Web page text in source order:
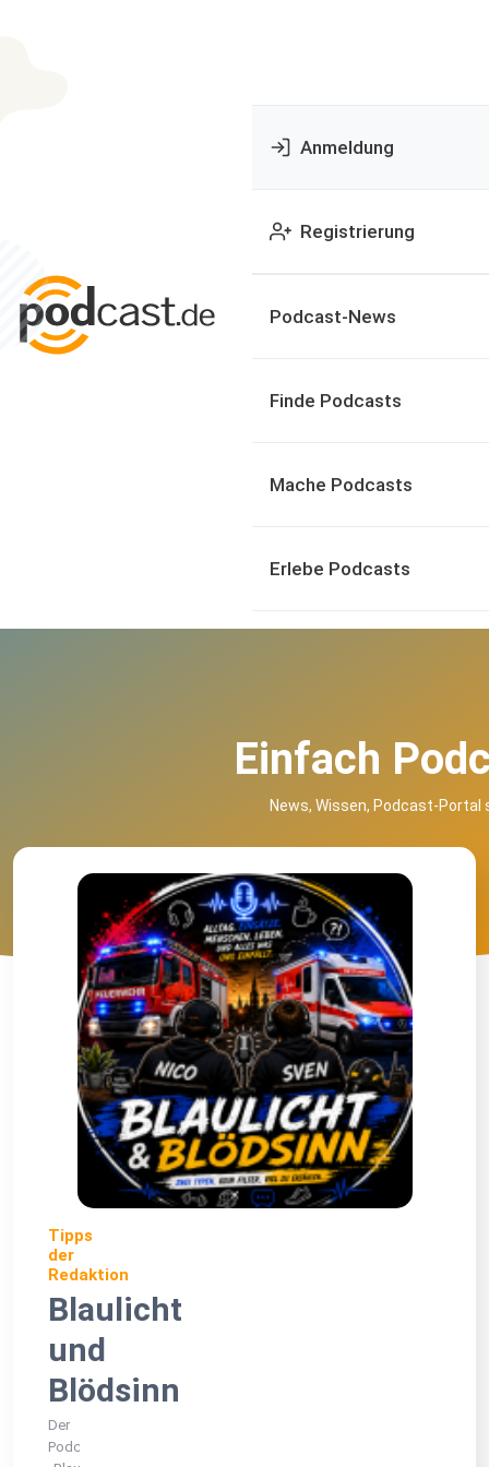
Anmeldung
Registrierung
Podcast-News
Finde Podcasts
Mache Podcasts
Erlebe Podcasts
Einfach
News, Wissen, Podcast-Portal
Tipps
der
Redaktion
Blaulicht
und
Blödsinn
Der
Podcast